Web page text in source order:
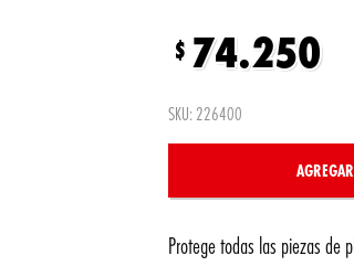
$ 74.250
SKU: 226400
Protege todas las piezas de